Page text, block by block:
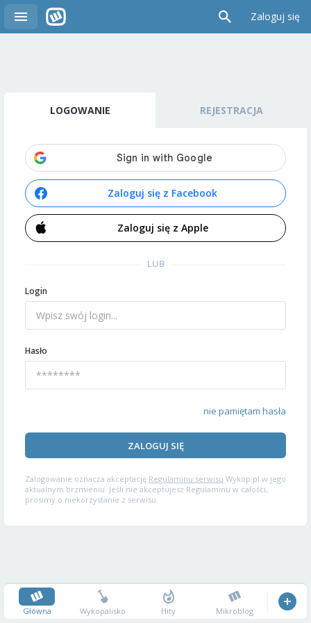
Zaloguj się
LOGOWANIE REJESTRACJA
Zaloguj się z Facebook
Zaloguj się z Apple
LUB
Login
Hasło
nie pamiętam hasła
ZALOGUJ SIĘ
Zalogowanie oznacza akceptację Regulaminu serwisu Wykop.pl w jego
aktualnym brzmieniu. Jeśli nie akceptujesz Regulaminu w całości,
prosimy o niekorzystanie z serwisu.
Główna Wykopalisko Hity Mikroblog